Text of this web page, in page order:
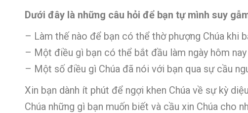
Dưới đây là những câu hỏi để bạn tự mình suy
– Làm thế nào để bạn có thể thờ phượng Chúa khi
– Một điều gì bạn có thể bắt đầu làm ngày hôm
– Một số điều gì Chúa đã nói với bạn qua sự cầu
Xin bạn dành ít phút để ngợi khen Chúa về sự kỳ
Chúa những gì bạn muốn biết và cầu xin Chúa cho